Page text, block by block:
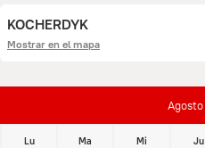
KOCHERDYK
Mostrar en el mapa
Agosto
Lu Ma Mi Ju